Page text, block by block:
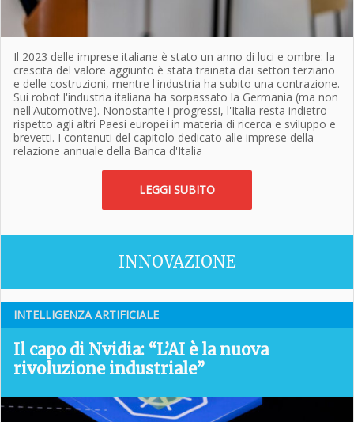
Il 2023 delle imprese italiane è stato un anno di luci e ombre: la
crescita del valore aggiunto è stata trainata dai settori terziario
e delle costruzioni, mentre l'industria ha subito una contrazione.
Sui robot l'industria italiana ha sorpassato la Germania (ma non
nell'Automotive). Nonostante i progressi, l'Italia resta indietro
rispetto agli altri Paesi europei in materia di ricerca e sviluppo e
brevetti. I contenuti del capitolo dedicato alle imprese della
relazione annuale della Banca d'Italia
LEGGI SUBITO
INNOVAZIONE
INTELLIGENZA ARTIFICIALE
Il capo di Nvidia: “L’AI è la nuova
rivoluzione industriale”